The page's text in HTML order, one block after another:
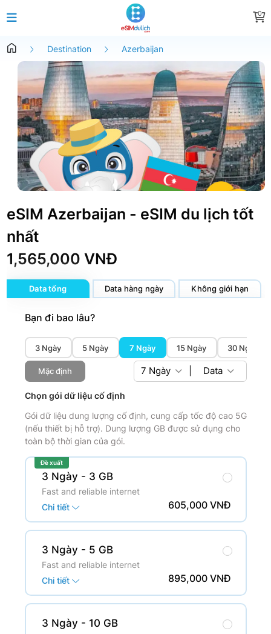
0
Destination Azerbaijan
eSIM Azerbaijan - eSIM du lịch tốt
nhất
1,565,000 VNĐ
Data tổng Data hàng ngày Không giới hạn
Bạn đi bao lâu?
3 Ngày 5 Ngày 7 Ngày 15 Ngày 30 Ngày
Mặc định 7 Ngày Data
Chọn gói dữ liệu cố định
Gói dữ liệu dung lượng cố định, cung cấp tốc độ cao 5G
(nếu thiết bị hỗ trợ). Dung lượng GB được sử dụng cho
toàn bộ thời gian của gói.
Đề xuất
3 Ngày - 3 GB
Fast and reliable internet
Chi tiết
605,000 VNĐ
3 Ngày - 5 GB
Fast and reliable internet
Chi tiết
895,000 VNĐ
3 Ngày - 10 GB